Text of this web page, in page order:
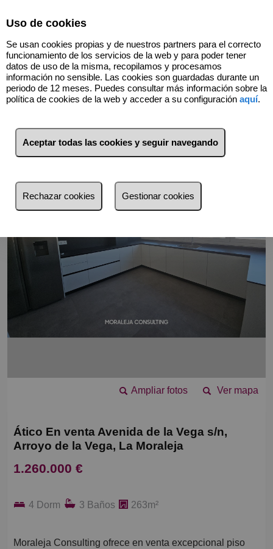
Volver
Ver mapa
Ampliar fotos
Ático En venta Avenida de la Vega s/n,
Arroyo de la Vega, La Moraleja
1.260.000 €
4 Dorm 3 Baños 263m²
Moraleja Consulting ofrece en venta excepcional piso
Uso de cookies
Se usan cookies propias y de nuestros partners para el correcto
funcionamiento de los servicios de la web y para poder tener
datos de uso de la misma, recopilamos y procesamos
información no sensible. Las cookies son guardadas durante un
periodo de 12 meses. Puedes consultar más información sobre la
política de cookies de la web y acceder a su configuración aquí.
Aceptar todas las cookies y seguir navegando
Rechazar cookies Gestionar cookies